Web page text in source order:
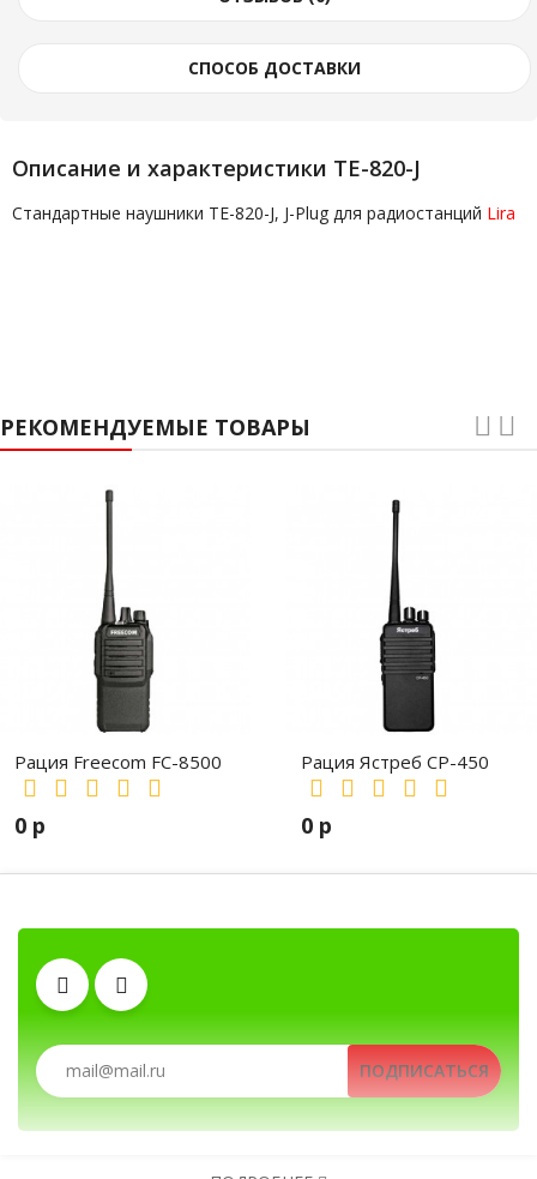
СПОСОБ ДОСТАВКИ
Описание и характеристики TE-820-J
Стандартные наушники TE-820-J, J-Plug для радиостанций Lira
РЕКОМЕНДУЕМЫЕ ТОВАРЫ
Рация Freecom FC-8500
0 р
Рация Ястреб СР-450
0 р
Автомобильные рации, автомобильные радиостанции, Автомобильные
Зарядные устройства Аккумуляторы
Тангенты
ПОДПИСАТЬСЯ